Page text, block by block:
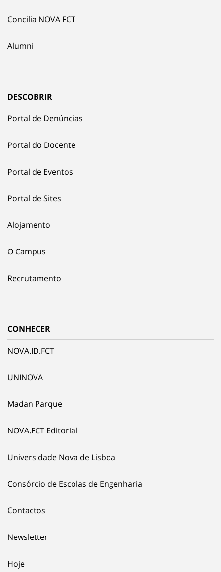
Concilia NOVA FCT
Alumni
DESCOBRIR
Portal de Denúncias
Portal do Docente
Portal de Eventos
Portal de Sites
Alojamento
O Campus
Recrutamento
CONHECER
NOVA.ID.FCT
UNINOVA
Madan Parque
NOVA.FCT Editorial
Universidade Nova de Lisboa
Consórcio de Escolas de Engenharia
Contactos
Newsletter
Hoje